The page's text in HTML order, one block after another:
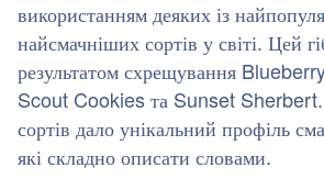
використанням деяких із
найсмачніших сортів у світі. Цей
результатом схрещування
Scout Cookies та Sunset
сортів дало унікальний профіль
які складно описати словами.